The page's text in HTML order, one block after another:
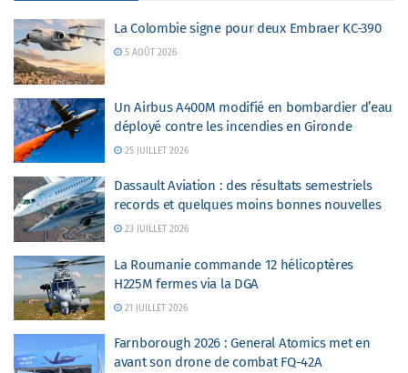
La Colombie signe pour deux Embraer KC-390
5 AOÛT 2026
Un Airbus A400M modifié en bombardier d’eau
déployé contre les incendies en Gironde
25 JUILLET 2026
Dassault Aviation : des résultats semestriels
records et quelques moins bonnes nouvelles
23 JUILLET 2026
La Roumanie commande 12 hélicoptères
H225M fermes via la DGA
21 JUILLET 2026
Farnborough 2026 : General Atomics met en
avant son drone de combat FQ-42A